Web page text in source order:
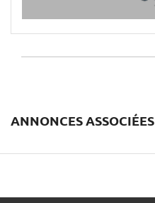
ANNONCES ASSOCIÉES